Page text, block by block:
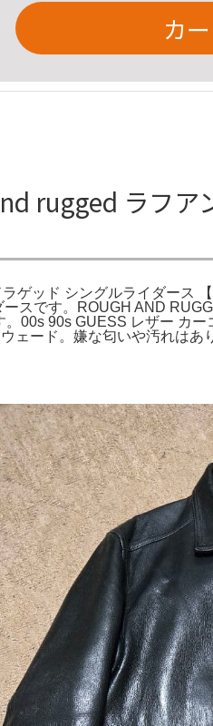
カ
rugged ラフア
ッド シングルライダース
スです。ROUGH AND
00s 90s GUESS レザー カ
ド。嫌な匂いや汚れはあり